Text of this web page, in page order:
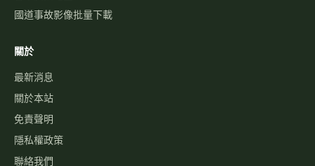
國道事故影像批量下載
關於
最新消息
關於本站
免責聲明
隱私權政策
聯絡我們